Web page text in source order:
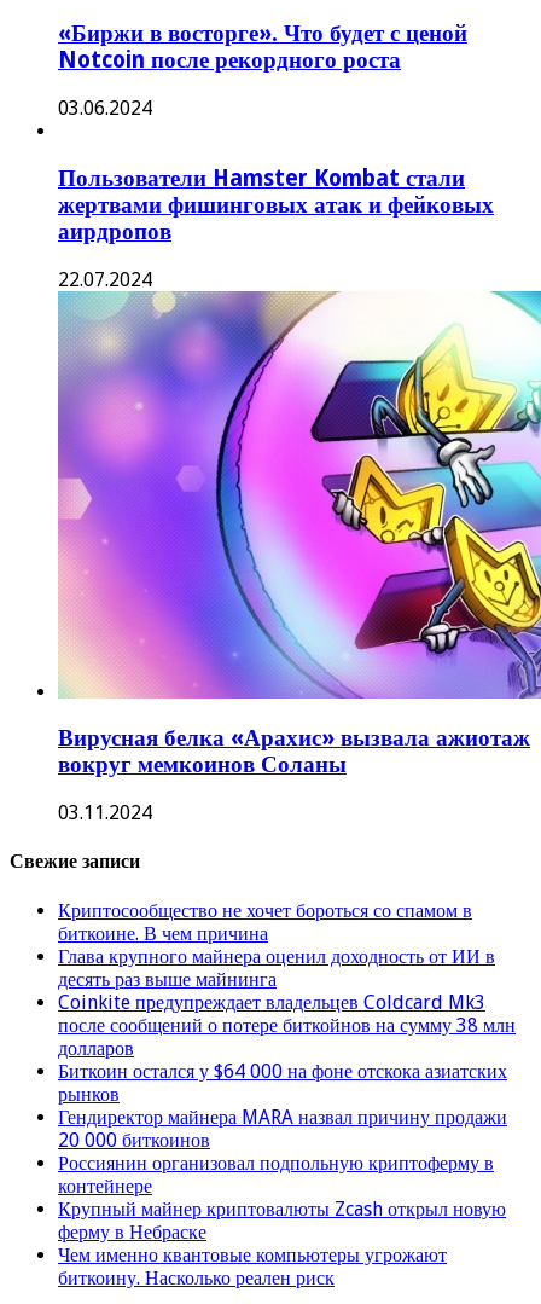
«Биржи в восторге». Что будет с ценой
Notcoin после рекордного роста
03.06.2024
Пользователи Hamster Kombat стали
жертвами фишинговых атак и фейковых
аирдропов
22.07.2024
Вирусная белка «Арахис» вызвала ажиотаж
вокруг мемкоинов Соланы
03.11.2024
Свежие записи
Криптосообщество не хочет бороться со спамом в
биткоине. В чем причина
Глава крупного майнера оценил доходность от ИИ в
десять раз выше майнинга
Coinkite предупреждает владельцев Coldcard Mk3
после сообщений о потере биткойнов на сумму 38 млн
долларов
Биткоин остался у $64 000 на фоне отскока азиатских
рынков
Гендиректор майнера MARA назвал причину продажи
20 000 биткоинов
Россиянин организовал подпольную криптоферму в
контейнере
Крупный майнер криптовалюты Zcash открыл новую
ферму в Небраске
Чем именно квантовые компьютеры угрожают
биткоину. Насколько реален риск